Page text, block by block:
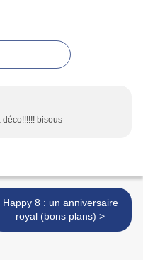
bisous
Happy 8 : un anniversaire
royal (bons plans) >